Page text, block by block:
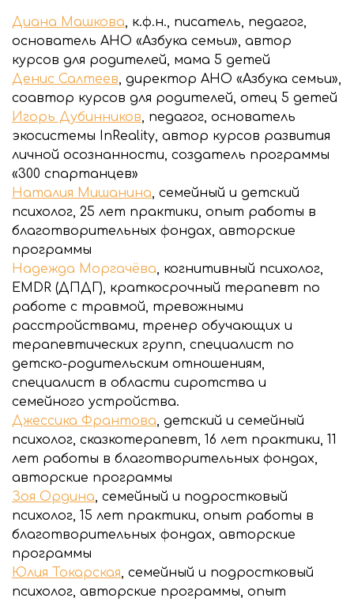
Диана Машкова , к.ф.н., писатель, педагог,
основатель АНО «Азбука семьи», автор
курсов для родителей, мама 5 детей
Денис Салтеев , директор АНО «Азбука семьи»,
соавтор курсов для родителей, отец 5 детей
Игорь Дубинников , педагог, основатель
экосистемы InReality, автор курсов развития
личной осознанности, создатель программы
«300 спартанцев»
Наталия Мишанина , семейный и детский
психолог, 25 лет практики, опыт работы в
благотворительных фондах, авторские
программы
Надежда Моргачёва , когнитивный психолог,
EMDR (ДПДГ), краткосрочный терапевт по
работе с травмой, тревожными
расстройствами, тренер обучающих и
терапевтических групп, специалист по
детско-родительским отношениям,
специалист в области сиротства и
семейного устройства.
Джессика Франтова , детский и семейный
психолог, сказкотерапевт, 16 лет практики, 11
лет работы в благотворительных фондах,
авторские программы
Зоя Ордина , семейный и подростковый
психолог, 15 лет практики, опыт работы в
благотворительных фондах, авторские
программы
Юлия Токарская , семейный и подростковый
психолог, авторские программы, опыт